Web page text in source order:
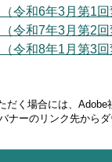
令和6年3月第1
令和7年3月第2
令和8年1月第3
だく場合には、Adobe
ナーのリンク先から